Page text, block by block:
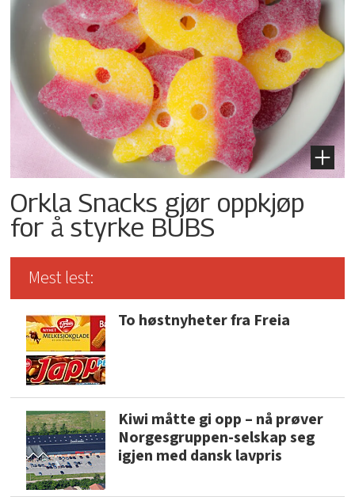
Orkla Snacks gjør oppkjøp
for å styrke BUBS
Mest lest:
To høstnyheter fra Freia
Kiwi måtte gi opp – nå prøver
Norgesgruppen-selskap seg
igjen med dansk lavpris